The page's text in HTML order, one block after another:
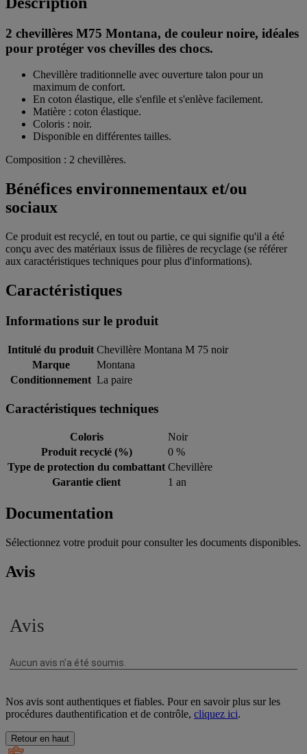
2 chevillères M75 Montana, de couleur noire, idéales
pour protéger vos chevilles des chocs.
Chevillère traditionnelle avec ouverture talon pour un
maximum de confort.
En coton élastique, elle s'enfile et s'enlève facilement.
Matière : coton élastique.
Coloris : noir.
Disponible en différentes tailles.
Composition : 2 chevillères.
Bénéfices environnementaux et/ou
sociaux
Ce produit est recyclé, en tout ou partie, ce qui signifie qu'il a été
conçu avec des matériaux issus de filières de recyclage (se référer
aux caractéristiques techniques pour plus d'informations).
Caractéristiques
Informations sur le produit
Intitulé du produit Chevillère Montana M 75 noir
Marque
Montana
Conditionnement La paire
Caractéristiques techniques
Coloris
Noir
Produit recyclé (%)
0 %
Type de protection du combattant Chevillère
Garantie client
1 an
Documentation
Sélectionnez votre produit pour consulter les documents disponibles.
Avis
Nos avis sont authentiques et fiables. Pour en savoir plus sur les
procédures dauthentification et de contrôle, cliquez ici.
Retour en haut